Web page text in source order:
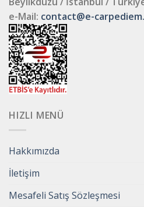
e-Mail: contact@e-
HIZLI MENÜ
Hakkımızda
İletişim
Mesafeli Satış Sözleşmesi